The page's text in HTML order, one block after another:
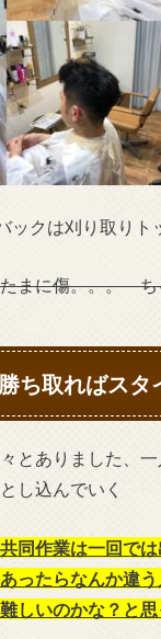
ックは刈り取り
まに傷。。。
ち取ればスタ
とありました、
し込んでいく
同作業は一回で
ったらなんか違
しいのかな？と思